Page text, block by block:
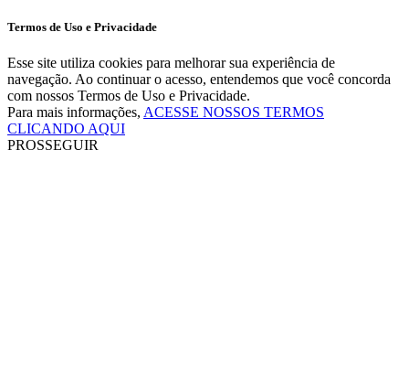
Termos de Uso e Privacidade
Esse site utiliza cookies para melhorar sua experiência de
navegação. Ao continuar o acesso, entendemos que você concorda
com nossos Termos de Uso e Privacidade.
Para mais informações, ACESSE NOSSOS TERMOS
CLICANDO AQUI
PROSSEGUIR